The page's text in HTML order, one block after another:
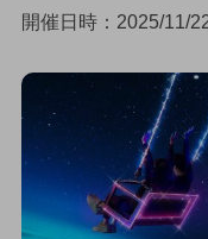
開催日時：2025/11/